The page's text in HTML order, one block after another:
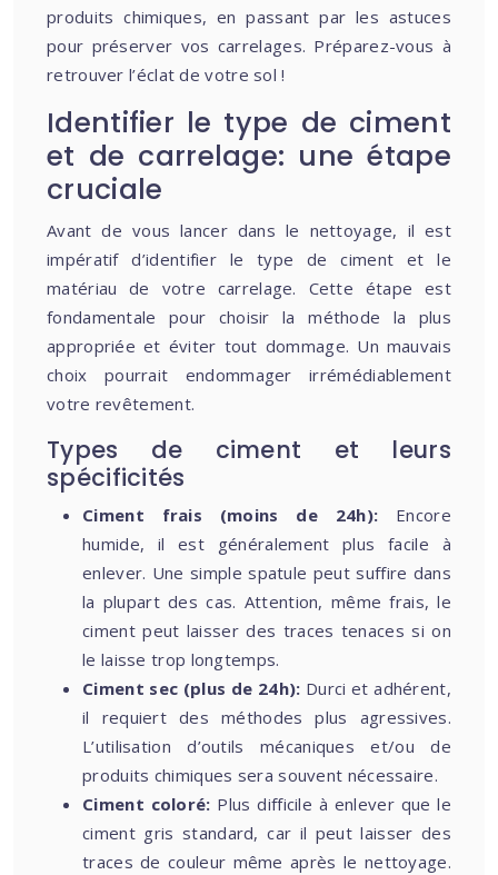
produits chimiques, en passant par les astuces
pour préserver vos carrelages. Préparez-vous à
retrouver l’éclat de votre sol !
Identifier le type de ciment
et de carrelage: une étape
cruciale
Avant de vous lancer dans le nettoyage, il est
impératif d’identifier le type de ciment et le
matériau de votre carrelage. Cette étape est
fondamentale pour choisir la méthode la plus
appropriée et éviter tout dommage. Un mauvais
choix pourrait endommager irrémédiablement
votre revêtement.
Types de ciment et leurs
spécificités
Ciment frais (moins de 24h): Encore
humide, il est généralement plus facile à
enlever. Une simple spatule peut suffire dans
la plupart des cas. Attention, même frais, le
ciment peut laisser des traces tenaces si on
le laisse trop longtemps.
Ciment sec (plus de 24h): Durci et adhérent,
il requiert des méthodes plus agressives.
L’utilisation d’outils mécaniques et/ou de
produits chimiques sera souvent nécessaire.
Ciment coloré: Plus difficile à enlever que le
ciment gris standard, car il peut laisser des
traces de couleur même après le nettoyage.